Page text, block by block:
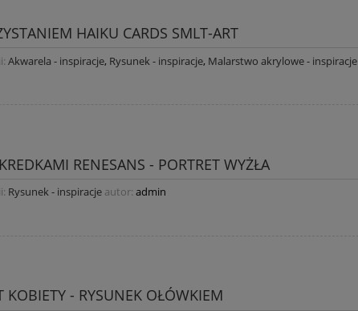
HAIKU CARDS SMLT-ART
Akwarela - inspiracje, Rysunek - inspiracje, Malarstwo akrylowe - inspiracje
RENESANS - PORTRET WYŻŁA
Rysunek - inspiracje autor: admin
KOBIETY - RYSUNEK OŁÓWKIEM